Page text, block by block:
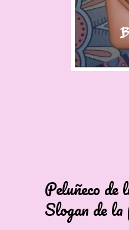
Peluñeco de
Slogan de la